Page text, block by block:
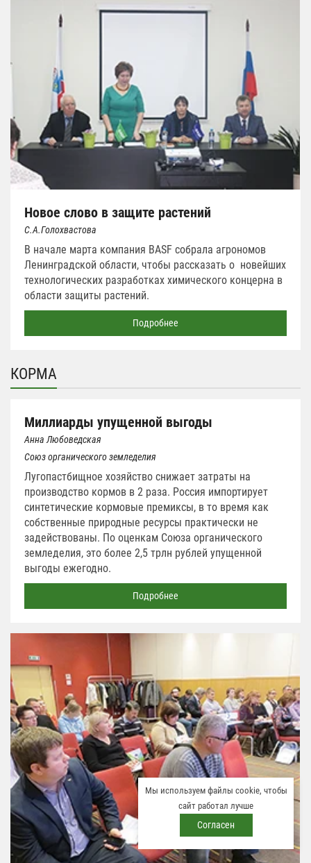
Новое слово в защите растений
С.А.Голохвастова
В начале марта компания BASF собрала агрономов
Ленинградской области, чтобы рассказать о новейших
технологических разработках химического концерна в
области защиты растений.
Подробнее
КОРМА
Миллиарды упущенной выгоды
Анна Любоведская
Союз органического земледелия
Лугопастбищное хозяйство снижает затраты на
производство кормов в 2 раза. Россия импортирует
синтетические кормовые премиксы, в то время как
собственные природные ресурсы практически не
задействованы. По оценкам Союза органического
земледелия, это более 2,5 трлн рублей упущенной
выгоды ежегодно.
Подробнее
Мы используем файлы cookie, чтобы
сайт работал лучше
Согласен